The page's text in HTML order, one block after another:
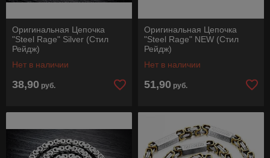
Оригинальная Цепочка
"Steel Rage" Silver (Стил
Рейдж)
Нет в наличии
38,90 руб.
Оригинальная Цепочка
"Steel Rage" NEW (Стил
Рейдж)
Нет в наличии
51,90 руб.